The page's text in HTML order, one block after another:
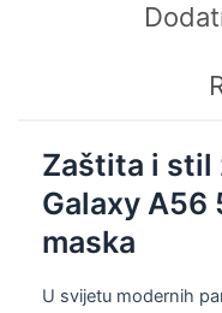
Zaštita i stil
Galaxy A56
maska
U svijetu modernih